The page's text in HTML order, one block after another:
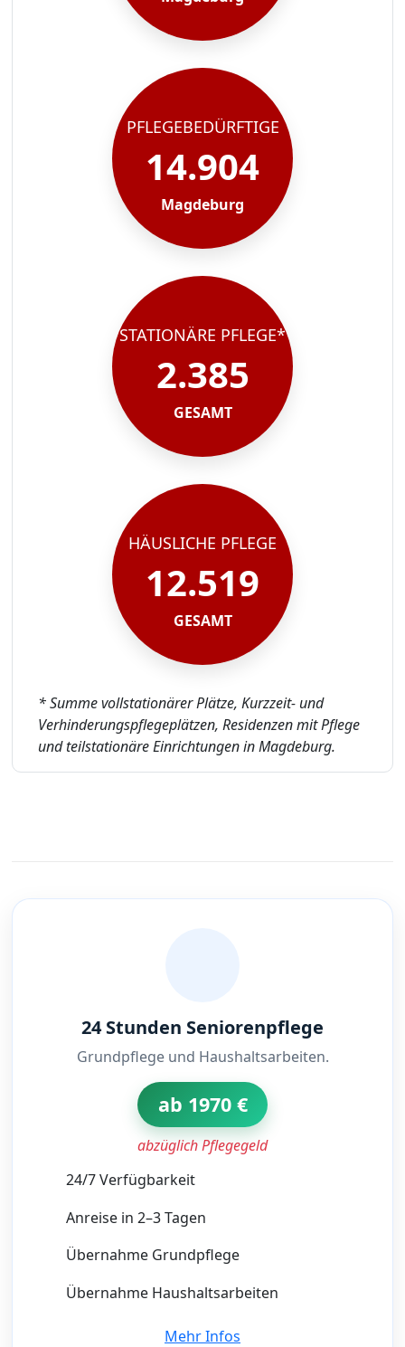
PFLEGEBEDÜRFTIGE
14.904
Magdeburg
STATIONÄRE PFLEGE*
2.385
GESAMT
HÄUSLICHE PFLEGE
12.519
GESAMT
* Summe vollstationärer Plätze, Kurzzeit- und
Verhinderungspflegeplätzen, Residenzen mit Pflege
und teilstationäre Einrichtungen in Magdeburg.
24 Stunden Seniorenpflege
Grundpflege und Haushaltsarbeiten.
ab 1970 €
abzüglich Pflegegeld
24/7 Verfügbarkeit
Anreise in 2–3 Tagen
Übernahme Grundpflege
Übernahme Haushaltsarbeiten
Mehr Infos